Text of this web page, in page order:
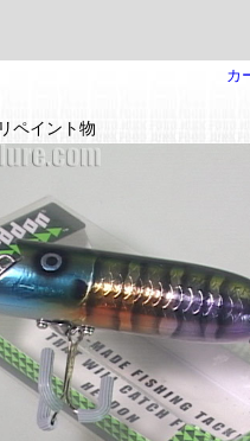
カ
ペイント物